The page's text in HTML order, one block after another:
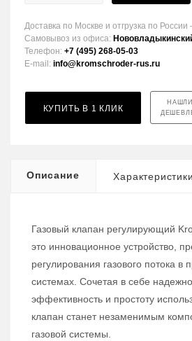
Доставка по Москве и отгрузка по
Самовывоз из офиса:
Телефон: +7 (495) 268-05-03
E-mail: info@kromschroder-rus.ru
КУПИТЬ В 1 КЛИК
НАШЛИ
Описание Характеристики
Газовый клапан регулирующий
это инновационное устройство,
регулирования газового потока
системах. Сочетая в себе
эффективность и простоту
клапан станет незаменимым
газовой системы.